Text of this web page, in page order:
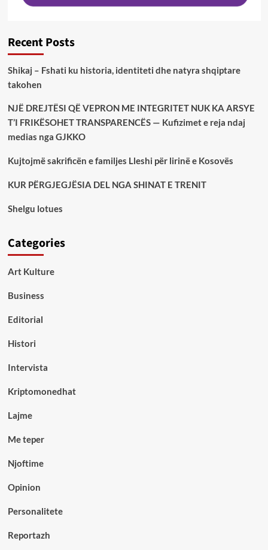
Recent Posts
Shikaj – Fshati ku historia, identiteti dhe natyra shqiptare
takohen
NJË DREJTËSI QË VEPRON ME INTEGRITET NUK KA ARSYE
T’I FRIKËSOHET TRANSPARENCËS — Kufizimet e reja ndaj
medias nga GJKKO
Kujtojmë sakrificën e familjes Lleshi për lirinë e Kosovës
KUR PËRGJEGJËSIA DEL NGA SHINAT E TRENIT
Shelgu lotues
Categories
Art Kulture
Business
Editorial
Histori
Intervista
Kriptomonedhat
Lajme
Me teper
Njoftime
Opinion
Personalitete
Reportazh